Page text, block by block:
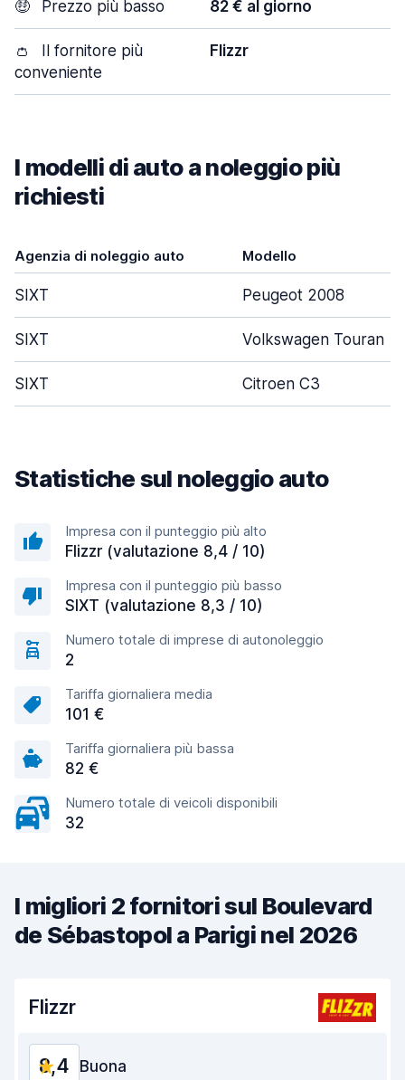
🤑 Prezzo più basso 82 € al giorno
👛
Il fornitore più
conveniente
Flizzr
I modelli di auto a noleggio più
richiesti
Agenzia di noleggio auto Modello
SIXT Peugeot 2008
SIXT Volkswagen Touran
SIXT Citroen C3
Statistiche sul noleggio auto
Impresa con il punteggio più alto
Flizzr (valutazione 8,4 / 10)
Impresa con il punteggio più basso
SIXT (valutazione 8,3 / 10)
Numero totale di imprese di autonoleggio
2
Tariffa giornaliera media
101 €
Tariffa giornaliera più bassa
82 €
Numero totale di veicoli disponibili
32
I migliori 2 fornitori sul Boulevard
de Sébastopol a Parigi nel 2026
Flizzr
8,4 Buona